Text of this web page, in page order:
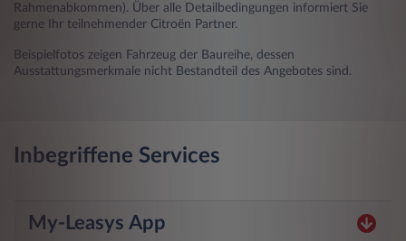
Rahmenabkommen). Über alle Detailbedingungen informiert Sie
gerne Ihr teilnehmender Citroën Partner.
Beispielfotos zeigen Fahrzeug der Baureihe, dessen
Ausstattungsmerkmale nicht Bestandteil des Angebotes sind.
Inbegriffene Services
My-Leasys App